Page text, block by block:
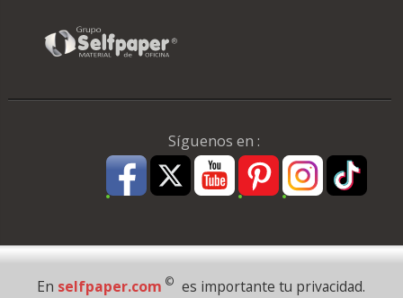
Síguenos en :
Pago Seguro
En selfpaper.com © es importante tu privacidad.